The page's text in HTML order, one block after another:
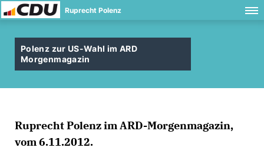
Ruprecht Polenz
Polenz zur US-Wahl im ARD
Morgenmagazin
Ruprecht Polenz im ARD-Morgenmagazin,
vom 6.11.2012.